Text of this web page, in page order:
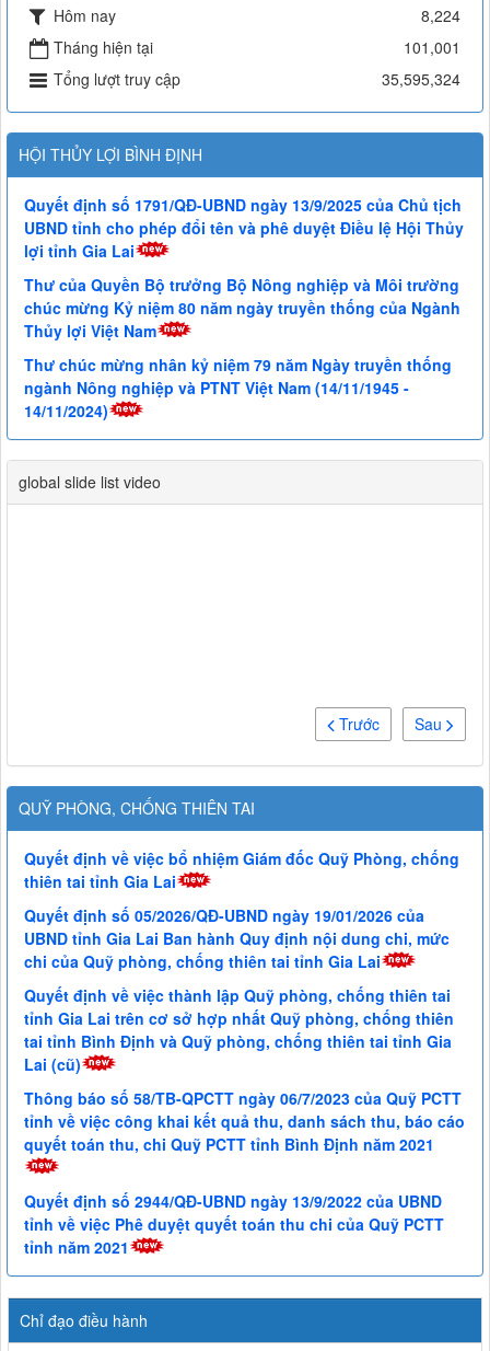
Hôm nay
8,224
Tháng hiện tại
101,001
Tổng lượt truy cập
35,595,324
HỘI THỦY LỢI BÌNH ĐỊNH
Quyết định số 1791/QĐ-UBND ngày 13/9/2025 của Chủ tịch
UBND tỉnh cho phép đổi tên và phê duyệt Điều lệ Hội Thủy
lợi tỉnh Gia Lai
Thư của Quyền Bộ trưởng Bộ Nông nghiệp và Môi trường
chúc mừng Kỷ niệm 80 năm ngày truyền thống của Ngành
Thủy lợi Việt Nam
Thư chúc mừng nhân kỷ niệm 79 năm Ngày truyền thống
ngành Nông nghiệp và PTNT Việt Nam (14/11/1945 -
14/11/2024)
global slide list video
Sau
Trước
QUỸ PHÒNG, CHỐNG THIÊN TAI
Quyết định về việc bổ nhiệm Giám đốc Quỹ Phòng, chống
thiên tai tỉnh Gia Lai
Quyết định số 05/2026/QĐ-UBND ngày 19/01/2026 của
UBND tỉnh Gia Lai Ban hành Quy định nội dung chi, mức
chi của Quỹ phòng, chống thiên tai tỉnh Gia Lai
Quyết định về việc thành lập Quỹ phòng, chống thiên tai
tỉnh Gia Lai trên cơ sở hợp nhất Quỹ phòng, chống thiên
tai tỉnh Bình Định và Quỹ phòng, chống thiên tai tỉnh Gia
Lai (cũ)
Thông báo số 58/TB-QPCTT ngày 06/7/2023 của Quỹ PCTT
tỉnh về việc công khai kết quả thu, danh sách thu, báo cáo
quyết toán thu, chi Quỹ PCTT tỉnh Bình Định năm 2021
Quyết định số 2944/QĐ-UBND ngày 13/9/2022 của UBND
tỉnh về việc Phê duyệt quyết toán thu chi của Quỹ PCTT
tỉnh năm 2021
Chỉ đạo điều hành